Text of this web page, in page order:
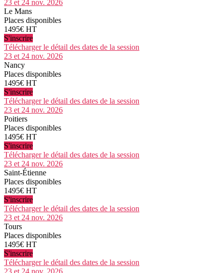
23 et 24 nov. 2026
Le Mans
Places disponibles
1495€ HT
S'inscrire
Télécharger le détail des dates de la session
23 et 24 nov. 2026
Nancy
Places disponibles
1495€ HT
S'inscrire
Télécharger le détail des dates de la session
23 et 24 nov. 2026
Poitiers
Places disponibles
1495€ HT
S'inscrire
Télécharger le détail des dates de la session
23 et 24 nov. 2026
Saint-Étienne
Places disponibles
1495€ HT
S'inscrire
Télécharger le détail des dates de la session
23 et 24 nov. 2026
Tours
Places disponibles
1495€ HT
S'inscrire
Télécharger le détail des dates de la session
23 et 24 nov. 2026